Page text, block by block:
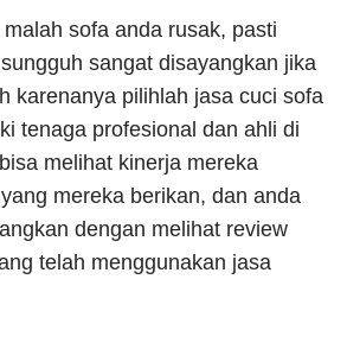
sofa anda rusak, pasti
sangat disayangkan jika
karenanya pilihlah jasa cuci sofa
tenaga profesional dan ahli di
melihat kinerja mereka
mereka berikan, dan anda
dengan melihat review
telah menggunakan jasa